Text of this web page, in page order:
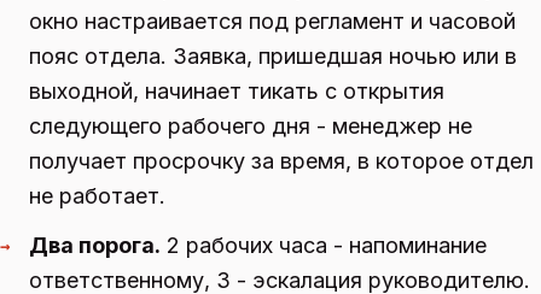
окно настраивается под регламент и часовой
пояс отдела. Заявка, пришедшая ночью или в
выходной, начинает тикать с открытия
следующего рабочего дня - менеджер не
получает просрочку за время, в которое отдел
не работает.
→ Два порога. 2 рабочих часа - напоминание
ответственному, 3 - эскалация руководителю.